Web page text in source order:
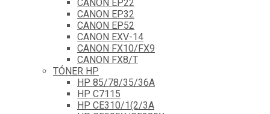
CANON EP22
CANON EP32
CANON EP52
CANON EXV-14
CANON FX10/FX9
CANON FX8/T
TÓNER HP
HP 85/78/35/36A
HP C7115
HP CE310/1(2/3A